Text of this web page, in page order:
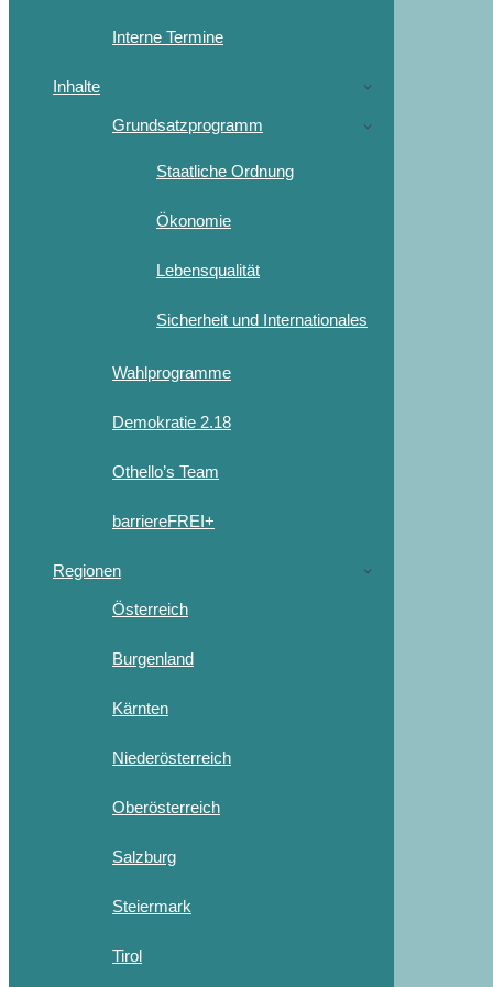
Interne Termine
Inhalte
Grundsatzprogramm
Staatliche Ordnung
Ökonomie
Lebensqualität
Sicherheit und Internationales
Wahlprogramme
Demokratie 2.18
Othello’s Team
barriereFREI+
Regionen
Österreich
Burgenland
Kärnten
Niederösterreich
Oberösterreich
Salzburg
Steiermark
Tirol